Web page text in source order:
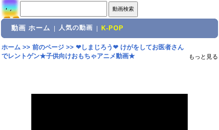
動画 ホーム 人気の動画 K-POP
ホーム>> 前のページ>> ❤しまじろう❤ けがをしてお医者さん
でレントゲン★子供向けおもちゃアニメ動画★
もっと見る